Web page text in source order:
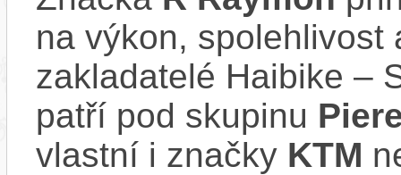
na výkon,
zakladatelé Haibike –
patří pod skupinu
vlastní i značky KTM